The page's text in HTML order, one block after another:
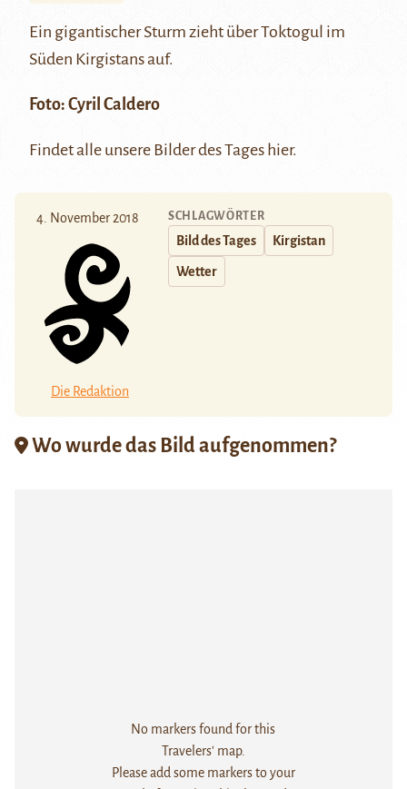
Ein gigantischer Sturm zieht überToktogul im
Süden Kirgistans auf.
Foto: Cyril Caldero
Findet alle unsere Bilder des Tages hier.
4. November 2018
Die Redaktion
SCHLAGWÖRTER
Bild des Tages Kirgistan
Wetter
Wo wurde das Bild aufgenommen?
No markers found for this
Travelers' map.
Please add some markers to your